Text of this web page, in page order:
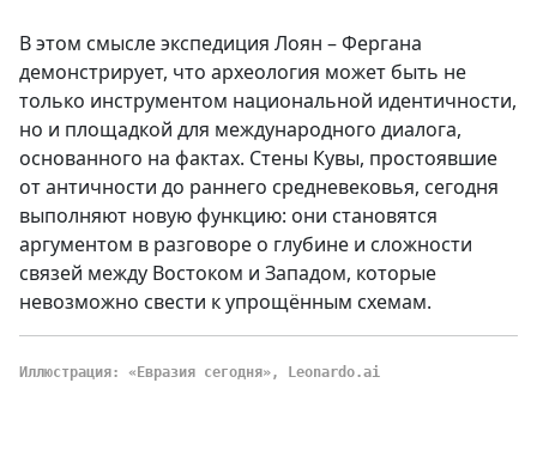
В этом смысле экспедиция Лоян – Фергана
демонстрирует, что археология может быть не
только инструментом национальной идентичности,
но и площадкой для международного диалога,
основанного на фактах. Стены Кувы, простоявшие
от античности до раннего средневековья, сегодня
выполняют новую функцию: они становятся
аргументом в разговоре о глубине и сложности
связей между Востоком и Западом, которые
невозможно свести к упрощённым схемам.
Иллюстрация: «Евразия сегодня», Leonardo.ai